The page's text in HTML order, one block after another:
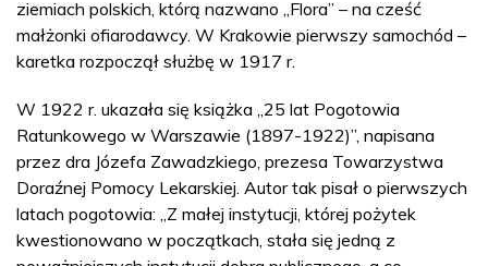
ziemiach polskich, którą nazwano „Flora” – na cześć
małżonki ofiarodawcy. W Krakowie pierwszy samochód –
karetka rozpoczął służbę w 1917 r.
W 1922 r. ukazała się książka „25 lat Pogotowia
Ratunkowego w Warszawie (1897-1922)”, napisana
przez dra Józefa Zawadzkiego, prezesa Towarzystwa
Doraźnej Pomocy Lekarskiej. Autor tak pisał o pierwszych
latach pogotowia: „Z małej instytucji, której pożytek
kwestionowano w początkach, stała się jedną z